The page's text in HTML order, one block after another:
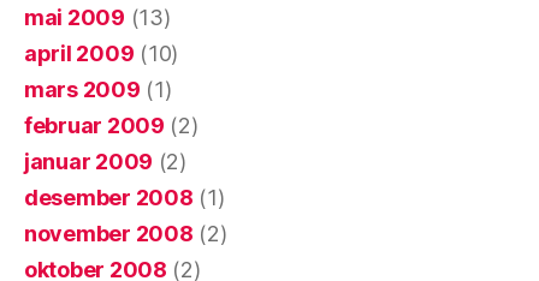
mai 2009 (13)
april 2009 (10)
mars 2009 (1)
februar 2009 (2)
januar 2009 (2)
desember 2008 (1)
november 2008 (2)
oktober 2008 (2)